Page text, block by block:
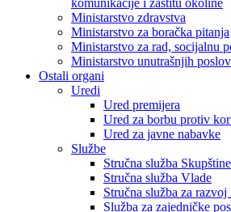
komunikacije i zaštitu okoline
Ministarstvo zdravstva
Ministarstvo za boračka pitanja
Ministarstvo za rad, socijalnu
Ministarstvo unutrašnjih
Ostali organi
Uredi
Ured premijera
Ured za borbu protiv
Ured za javne nabavke
Službe
Stručna služba Skupštine
Stručna služba Vlade
Stručna služba za
Služba za zajedničke